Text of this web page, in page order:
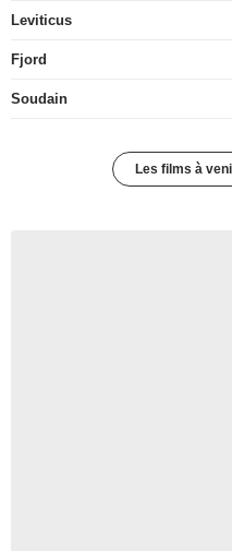
Leviticus
Fjord
Soudain
Les films à